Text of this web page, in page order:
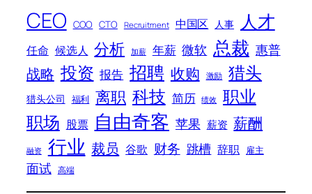
CEO COO CTO Recruitment 中国区 人事 人才
任命 候选人 分析 加薪 年薪 微软 总裁 惠普
战略 投资 报告 招聘 收购 激励 猎头
猎头公司 福利 离职 科技 简历 绩效 职业
职场 股票 自由奇客 苹果 薪资 薪酬
融资 行业 裁员 谷歌 财务 跳槽 辞职 雇主
面试 高端